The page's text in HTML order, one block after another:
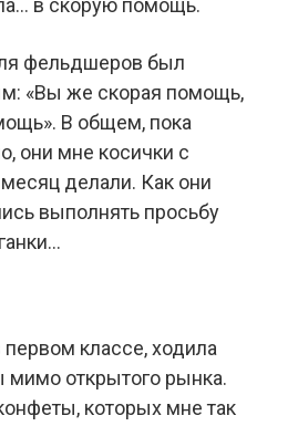
в скорую помощь.
фельдшеров был
«Вы же скорая помощь,
В общем, пока
они мне косички с
делали. Как они
выполнять просьбу
первом классе, ходила
открытого рынка.
которых мне так